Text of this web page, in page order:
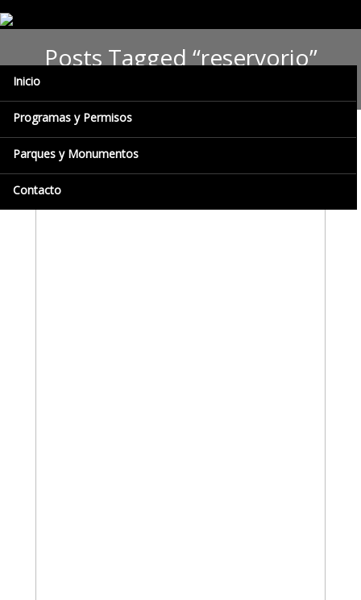
Inicio
Programas y Permisos
Parques y Monumentos
Contacto
Posts Tagged “reservorio”